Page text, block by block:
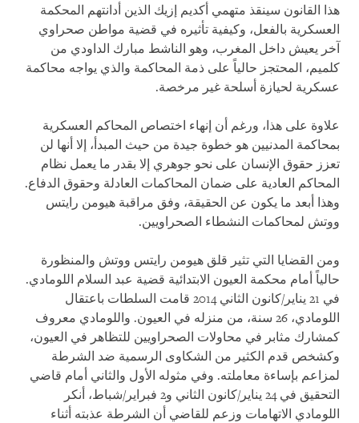
هذا القانون سينقذ متهمي أكديم إزيك الذين أدانتهم المحكمة
العسكرية بالفعل، وكيفية تأثيره في قضية مواطن صحراوي
آخر يعيش داخل المغرب، وهو الناشط مبارك الداودي من
كلميم، المحتجز حالياً على ذمة المحاكمة والذي يواجه محاكمة
عسكرية لحيازة أسلحة غير مرخصة.
علاوة على هذا، ورغم أن إنهاء اختصاص المحاكم العسكرية
بمحاكمة المدنيين هو خطوة جيدة من حيث المبدأ، إلا أنها لن
تعزز حقوق الإنسان على نحو جوهري إلا بقدر ما يعمل نظام
المحاكم العادية على ضمان المحاكمات العادلة وحقوق الدفاع.
وهذا أبعد ما يكون عن الحقيقة، وفق مراقبة هيومن رايتس
ووتش لمحاكمات النشطاء الصحراويين.
ومن القضايا التي تثير قلق هيومن رايتس ووتش والمنظورة
حالياً أمام محكمة العيون الابتدائية قضية عبد السلام اللومادي.
في 21 يناير/كانون الثاني 2014 قامت السلطات باعتقال
اللومادي، 26 سنة، من منزله في العيون. واللومادي معروف
كمشارك مثابر في محاولات الصحراويين للتظاهر في العيون،
وكشخص قدم الكثير من الشكاوى الرسمية ضد الشرطة
لمزاعم بإساءة معاملته. وفي مثوله الأول والثاني أمام قاضي
التحقيق في 24 يناير/كانون الثاني و2 فبراير/شباط، أنكر
اللومادي الاتهامات وزعم للقاضي أن الشرطة عذبته أثناء